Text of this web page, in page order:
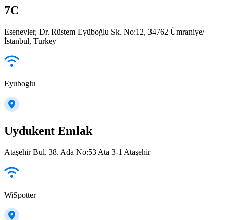
7C
Esenevler, Dr. Rüstem Eyüboğlu Sk. No:12, 34762 Ümraniye/
İstanbul, Turkey
Eyuboglu
Uydukent Emlak
Ataşehir Bul. 38. Ada No:53 Ata 3-1 Ataşehir
WiSpotter